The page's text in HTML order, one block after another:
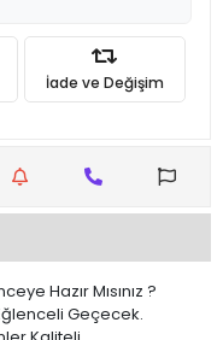
İade ve Değişim
Hazır Mısınız ?
Geçecek.